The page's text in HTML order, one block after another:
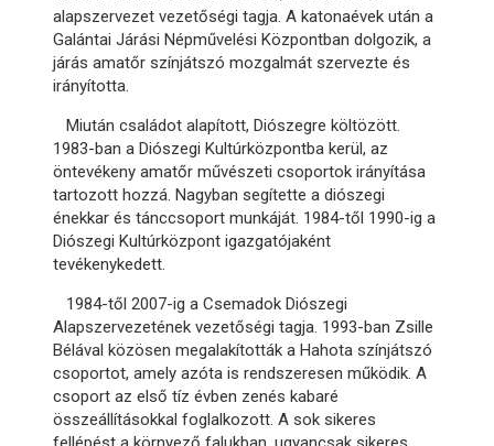
alapszervezet vezetőségi tagja. A katonaévek után a
Galántai Járási Népművelési Központban dolgozik, a
járás amatőr színjátszó mozgalmát szervezte és
irányította.
Miután családot alapított, Diószegre költözött.
1983-ban a Diószegi Kultúrközpontba kerül, az
öntevékeny amatőr művészeti csoportok irányítása
tartozott hozzá. Nagyban segítette a diószegi
énekkar és tánccsoport munkáját. 1984-től 1990-ig a
Diószegi Kultúrközpont igazgatójaként
tevékenykedett.
1984-től 2007-ig a Csemadok Diószegi
Alapszervezetének vezetőségi tagja. 1993-ban Zsille
Bélával közösen megalakították a Hahota színjátszó
csoportot, amely azóta is rendszeresen működik. A
csoport az első tíz évben zenés kabaré
összeállításokkal foglalkozott. A sok sikeres